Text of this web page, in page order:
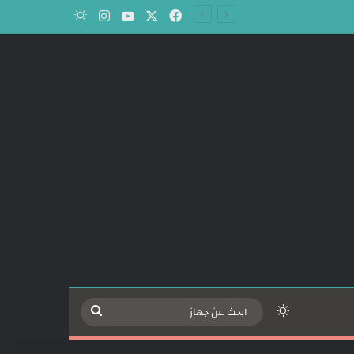
فيسبوك‫YouTube
انستقرامالوضع المظلم
الوضع المظلم
ابحث
عن